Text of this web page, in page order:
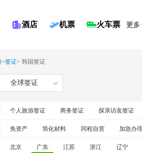
酒店 机票 火车票 更多
>签证> 韩国签证
全球签证
个人旅游签证 商务签证 探亲访友签证
免资产 简化材料 同程自营 加急办
北京 广东 江苏 浙江
辽宁